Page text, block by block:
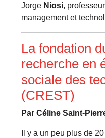
Jorge Niosi,
management et
La fondation
recherche en
sociale des
(CREST)
Par Céline Saint-
Il y a un peu plus de